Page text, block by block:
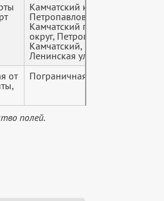
Камчатский край,
Петропавловск-
Камчатский городской
округ, Петропавловск-
Камчатский,
Ленинская улица, 46
от
Пограничная улица, 2
полей.